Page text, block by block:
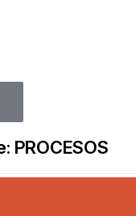
PROCESOS